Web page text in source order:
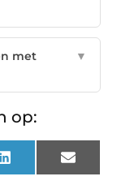
met
▼
op:
LinkedIn Email